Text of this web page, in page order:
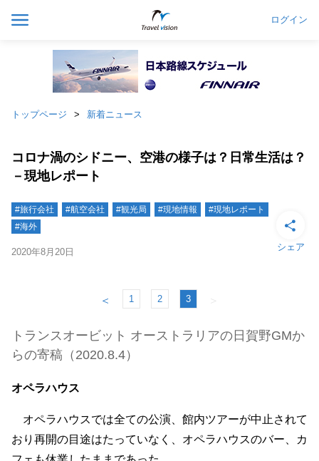
ログイン
トップページ 新着ニュース
コロナ渦のシドニー、空港の様子は？日常生活は？
－現地レポート
#旅行会社 #航空会社 #観光局 #現地情報
#現地レポート
#海外
2020年8月20日 シェア
＜ 1 2 3 ＞
トランスオービット オーストラリアの日賀野GMか
らの寄稿（2020.8.4）
オペラハウス
オペラハウスでは全ての公演、館内ツアーが中止されて
おり再開の目途はたっていなく、オペラハウスのバー、カ